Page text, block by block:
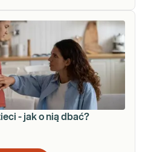
- jak o nią dbać?